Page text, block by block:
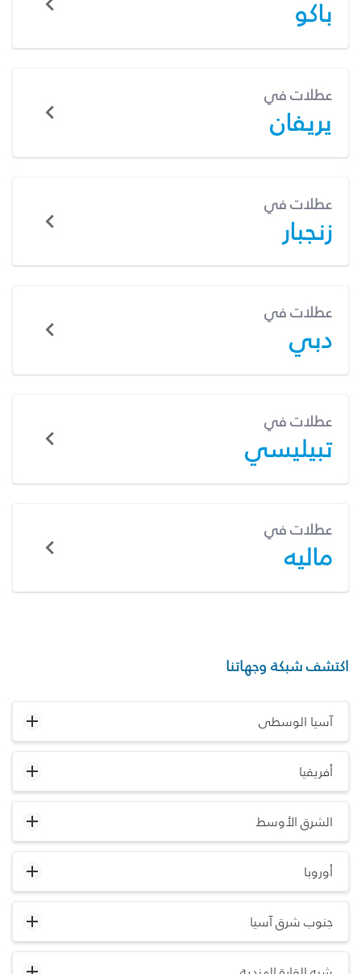
باكو
عطلات في
يريفان
عطلات في
زنجبار
عطلات في
دبي
عطلات في
تبيليسي
عطلات في
ماليه
اكتشف شبكة وجهاتنا
آسيا الوسطى
أفريقيا
الشرق الأوسط
أوروبا
جنوب شرق آسيا